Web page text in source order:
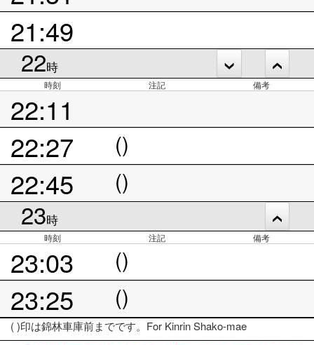
21:49
22時
時刻 注記 備考
22:11
22:27
()
22:45 ()
23時
時刻 注記 備考
23:03 ()
23:25 ()
( )印は錦林車庫前までです。For Kinrin Shako-mae